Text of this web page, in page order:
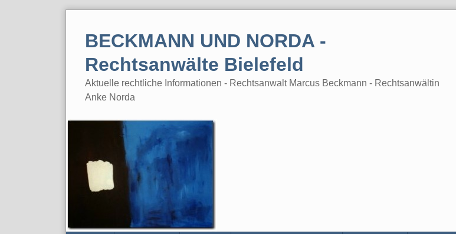
BECKMANN UND NORDA -
Rechtsanwälte Bielefeld
Aktuelle rechtliche Informationen - Rechtsanwalt Marcus Beckmann - Rechtsanwältin
Anke Norda